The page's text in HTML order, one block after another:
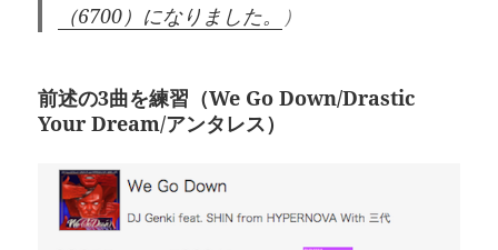
（6700）になりました。
）
前述の3曲を練習（We Go Down/Drastic
Your Dream/アンタレス）